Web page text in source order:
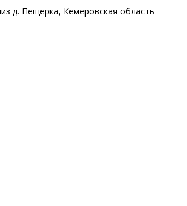
д. Пещерка, Кемеровская область